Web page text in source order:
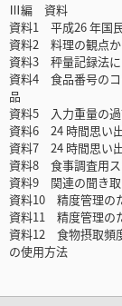
Ⅲ編 資料
資料1 平成26 年国
資料2 料理の観点か
資料3 秤量記録法に
資料4 食品番号のコ
品
資料5 入力重量の過
資料6 24 時間思い
資料7 24 時間思い
資料8 食事調査用ス
資料9 関連の聞き
資料10 精度管理の
資料11 精度管理の
資料12 食物摂取頻
の使用方法